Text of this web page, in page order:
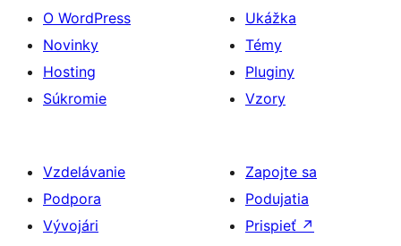
O WordPress
Novinky
Hosting
Súkromie
Ukážka
Témy
Pluginy
Vzory
Vzdelávanie
Podpora
Vývojári
Zapojte sa
Podujatia
Prispieť ↗